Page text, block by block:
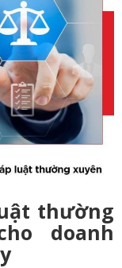
thường
doanh